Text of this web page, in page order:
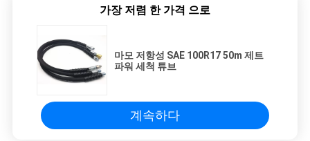
가장 저렴 한 가격 으로
마모 저항성 SAE 100R17 50m 제트
파워 세척 튜브
계속하다